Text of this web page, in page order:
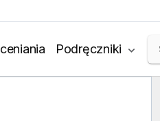
Podręczniki